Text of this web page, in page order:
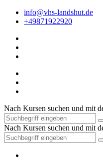
info@vhs-landshut.de
+49871922920
Nach Kursen suchen und mit
Nach Kursen suchen und mit